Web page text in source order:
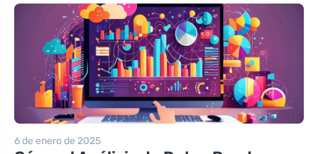
6 de enero de 2025